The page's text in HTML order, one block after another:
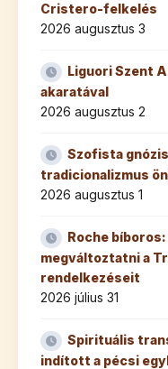
Cristero-felkelés
2026 augusztus 3
Liguori Szent
akaratával
2026 augusztus 2
Szofista
tradicionalizmus
2026 augusztus 1
Roche bíboros:
megváltoztatni a
rendelkezéseit
2026 július 31
Spirituális
indított a pécsi